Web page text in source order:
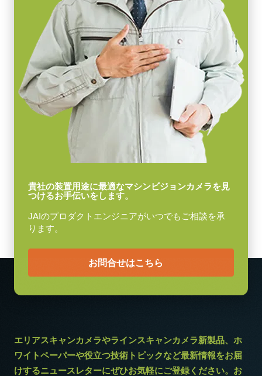
貴社の装置用途に最適なマシンビジョンカメラを見
つけるお手伝いをします。
JAIのプロダクトエンジニアがいつでもご相談を承
ります。
お問合せはこちら
エリアスキャンカメラやラインスキャンカメラ新製品、ホ
ワイトペーパーや役立つ技術トピックなど最新情報をお届
けするニュースレターにぜひお気軽にご登録ください。お